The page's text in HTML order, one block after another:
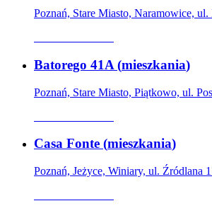
Poznań, Stare Miasto, Naramowice, ul.
Batorego 41A (mieszkania)
Poznań, Stare Miasto, Piątkowo, ul.
Casa Fonte (mieszkania)
Poznań, Jeżyce, Winiary, ul. Źródlana